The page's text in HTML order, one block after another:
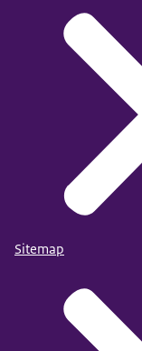
Sitemap